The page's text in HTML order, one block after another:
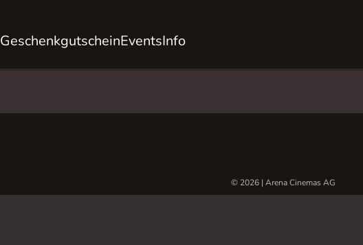
GeschenkgutscheinEventsInfo
© 2026 | Arena Cinemas AG